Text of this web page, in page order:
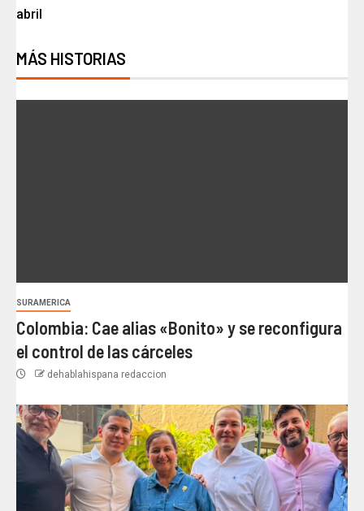
abril
MÁS HISTORIAS
SURAMERICA
Colombia: Cae alias «Bonito» y se reconfigura
el control de las cárceles
dehablahispana redaccion